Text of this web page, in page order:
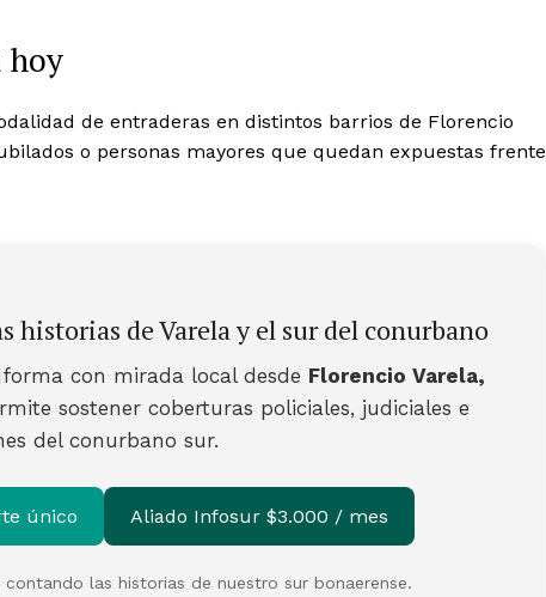
hoy
de entraderas en distintos barrios de Florencio
o personas mayores que quedan expuestas frente
historias de Varela y el sur del conurbano
con mirada local desde Florencio Varela,
sostener coberturas policiales, judiciales e
del conurbano sur.
único Aliado Infosur $3.000 / mes
las historias de nuestro sur bonaerense.